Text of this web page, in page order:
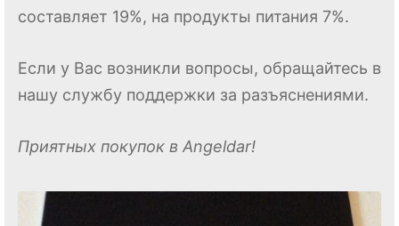
составляет 19%, на продукты питания 7%.
Если у Вас возникли вопросы, обращайтесь в
нашу службу поддержки за разъяснениями.
Приятных покупок в Angeldar!